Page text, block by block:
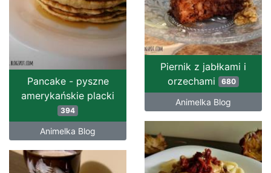
Piernik z jabłkami i
orzechami 680
Animelka Blog
Pancake - pyszne
amerykańskie placki
394
Animelka Blog